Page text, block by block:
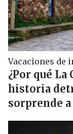
Vacaciones de
¿Por qué
historia
sorprende